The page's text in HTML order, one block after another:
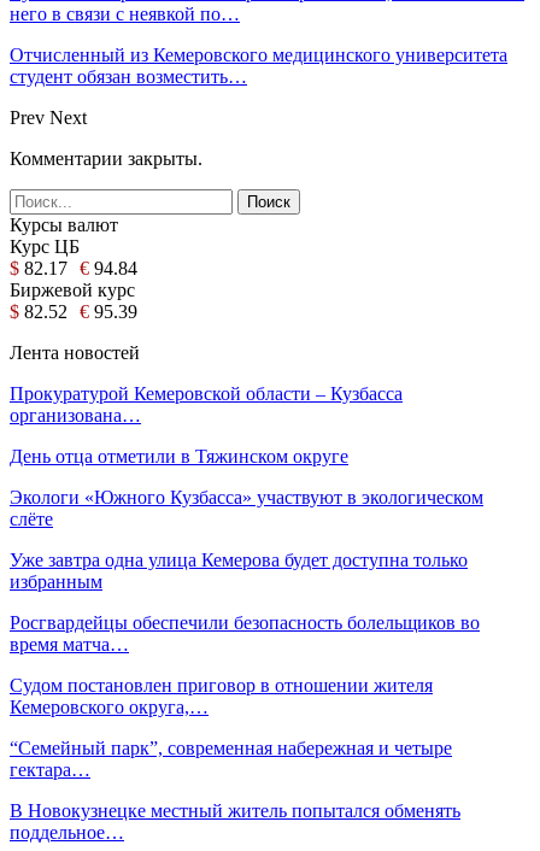
него в связи с неявкой по…
Отчисленный из Кемеровского медицинского университета
студент обязан возместить…
Prev Next
Комментарии закрыты.
Курсы валют
Курс ЦБ
$ 82.17 € 94.84
Биржевой курс
$ 82.52 € 95.39
Лента новостей
Прокуратурой Кемеровской области – Кузбасса
организована…
День отца отметили в Тяжинском округе
Экологи «Южного Кузбасса» участвуют в экологическом
слёте
Уже завтра одна улица Кемерова будет доступна только
избранным
Росгвардейцы обеспечили безопасность болельщиков во
время матча…
Судом постановлен приговор в отношении жителя
Кемеровского округа,…
“Семейный парк”, современная набережная и четыре
гектара…
В Новокузнецке местный житель попытался обменять
поддельное…